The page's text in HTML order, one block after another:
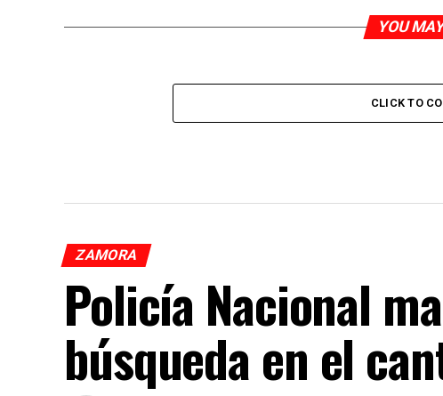
YOU
CLICK TO
ZAMORA
Policía Nacional
búsqueda en el